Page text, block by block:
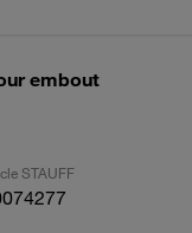
embout
STAUFF